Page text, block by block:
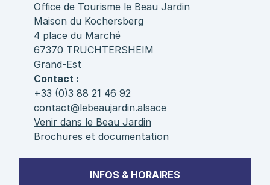
Office de Tourisme le Beau Jardin
Maison du Kochersberg
4 place du Marché
67370 TRUCHTERSHEIM
Grand-Est
Contact :
+33 (0)3 88 21 46 92
contact@lebeaujardin.alsace
Venir dans le Beau Jardin
Brochures et documentation
INFOS & HORAIRES